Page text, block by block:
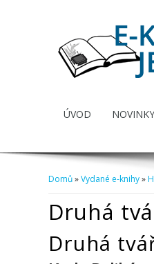
ÚVOD NOVINKY
Domů»Vydané e-knihy»
Druhá
Druhá